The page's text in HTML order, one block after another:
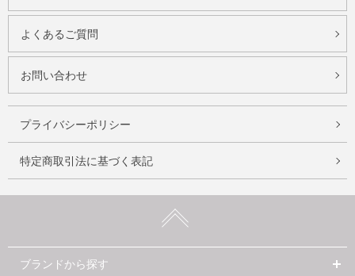
よくあるご質問
お問い合わせ
プライバシーポリシー
特定商取引法に基づく表記
ブランドから探す